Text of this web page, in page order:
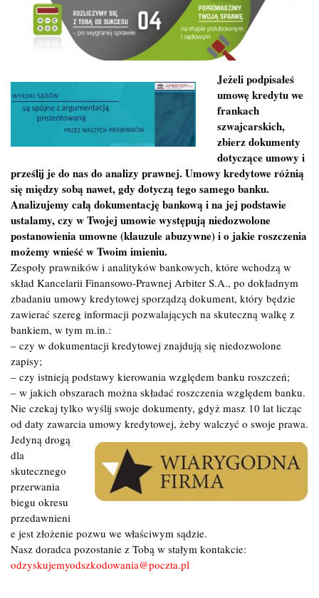
Jeżeli podpisałeś
umowę kredytu we
frankach
szwajcarskich,
zbierz dokumenty
dotyczące umowy i
prześlij je do nas do analizy prawnej. Umowy kredytowe różnią
się między sobą nawet, gdy dotyczą tego samego banku.
Analizujemy całą dokumentację bankową i na jej podstawie
ustalamy, czy w Twojej umowie występują niedozwolone
postanowienia umowne (klauzule abuzywne) i o jakie roszczenia
możemy wnieść w Twoim imieniu.
Zespoły prawników i analityków bankowych, które wchodzą w
skład Kancelarii Finansowo-Prawnej Arbiter S.A., po dokładnym
zbadaniu umowy kredytowej sporządzą dokument, który będzie
zawierać szereg informacji pozwalających na skuteczną walkę z
bankiem, w tym m.in.:
– czy w dokumentacji kredytowej znajdują się niedozwolone
zapisy;
– czy istnieją podstawy kierowania względem banku roszczeń;
– w jakich obszarach można składać roszczenia względem banku.
Nie czekaj tylko wyślij swoje dokumenty, gdyż masz 10 lat licząc
od daty zawarcia umowy kredytowej, żeby walczyć o swoje prawa.
Jedyną drogą
dla
skutecznego
przerwania
biegu okresu
przedawnieni
e jest złożenie pozwu we właściwym sądzie.
Nasz doradca pozostanie z Tobą w stałym kontakcie:
odzyskujemyodszkodowania@poczta.pl